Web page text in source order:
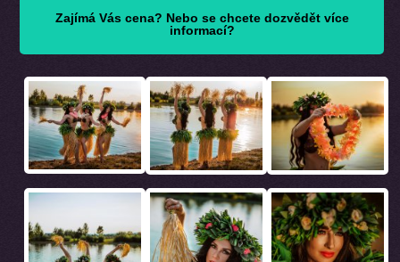
Zajímá Vás cena? Nebo se chcete dozvědět více
informací?